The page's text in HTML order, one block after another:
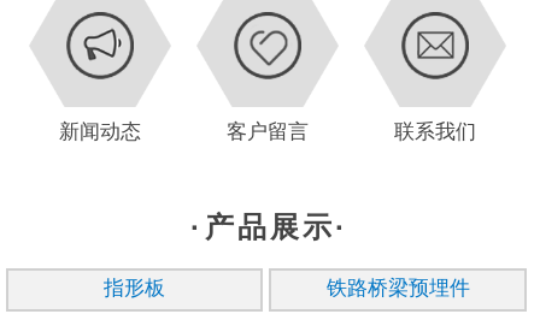
新闻动态 客户留言 联系我们
·产品展示·
指形板 铁路桥梁预埋件